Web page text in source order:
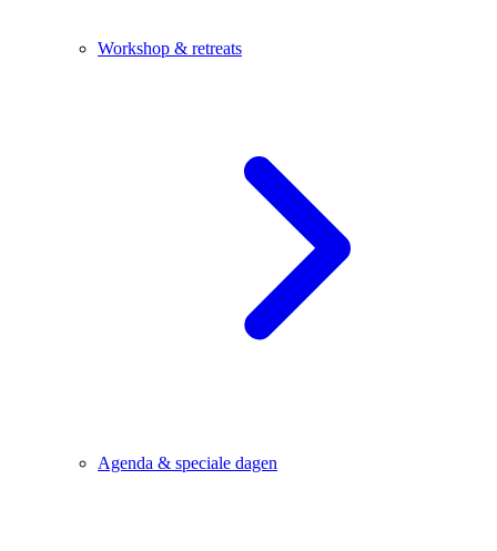
Workshop & retreats
Agenda & speciale dagen